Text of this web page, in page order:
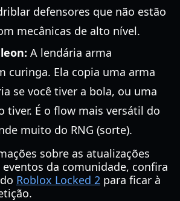
defensores que não estão
mecânicas de alto nível.
A lendária arma
curinga. Ela copia uma arma
se você tiver a bola, ou uma
tiver. É o flow mais versátil do
muito do RNG (sorte).
sobre as atualizações
da comunidade, confira
Roblox Locked 2 para ficar à